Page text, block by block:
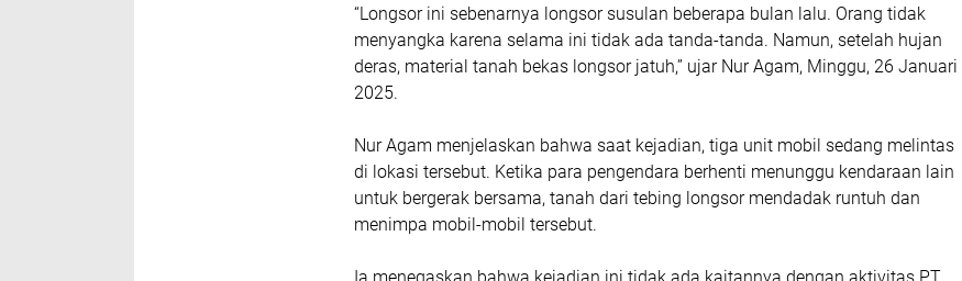
“Longsor ini sebenarnya longsor susulan beberapa bulan lalu. Orang tidak
menyangka karena selama ini tidak ada tanda-tanda. Namun, setelah hujan
deras, material tanah bekas longsor jatuh,” ujar Nur Agam, Minggu, 26 Januari
2025.
Nur Agam menjelaskan bahwa saat kejadian, tiga unit mobil sedang melintas
di lokasi tersebut. Ketika para pengendara berhenti menunggu kendaraan lain
untuk bergerak bersama, tanah dari tebing longsor mendadak runtuh dan
menimpa mobil-mobil tersebut.